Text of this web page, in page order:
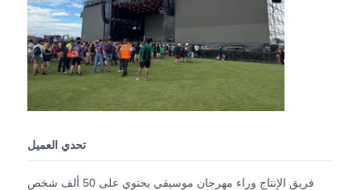
ضبط الجودة
الحالات
تحدي العميل
فريق الإنتاج وراء مهرجان موسيقي يحتوي على 50 ألف شخص